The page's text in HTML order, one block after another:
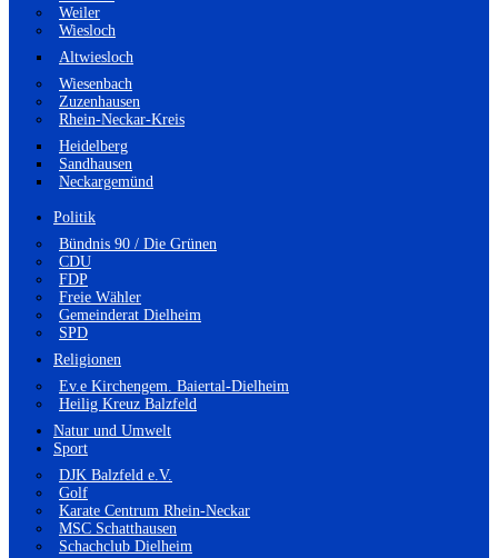
Weiler
Wiesloch
Altwiesloch
Wiesenbach
Zuzenhausen
Rhein-Neckar-Kreis
Heidelberg
Sandhausen
Neckargemünd
Politik
Bündnis 90 / Die Grünen
CDU
FDP
Freie Wähler
Gemeinderat Dielheim
SPD
Religionen
Ev.e Kirchengem. Baiertal-Dielheim
Heilig Kreuz Balzfeld
Natur und Umwelt
Sport
DJK Balzfeld e.V.
Golf
Karate Centrum Rhein-Neckar
MSC Schatthausen
Schachclub Dielheim